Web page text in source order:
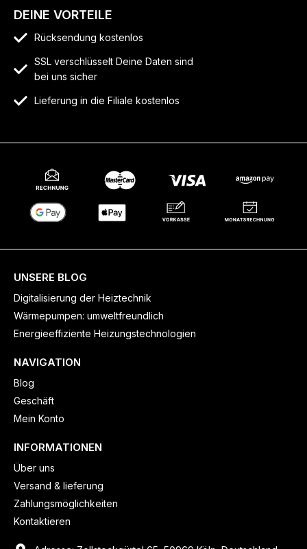
DEINE VORTEILE
Rücksendung kostenlos
SSL verschlüsselt Deine Daten sind
bei uns sicher
Lieferung in die Filiale kostenlos
UNSERE BLOG
Digitalisierung der Heiztechnik
Wärmepumpen: umweltfreundlich
Energieeffiziente Heizungstechnologien
NAVIGATION
Blog
Geschäft
Mein Konto
INFORMATIONEN
Über uns
Versand & lieferung
Zahlungsmöglichkeiten
Kontaktieren